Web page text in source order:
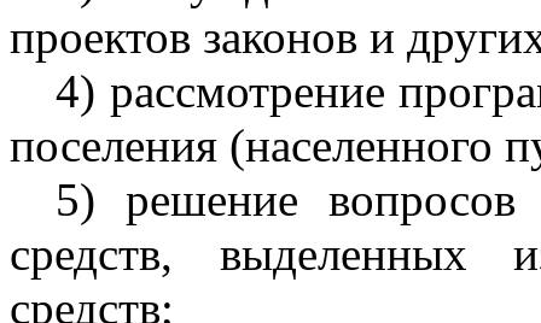
проектов законов и
4) рассмотрение
поселения (населенного
5) решение вопросов
средств, выделенных
средств;